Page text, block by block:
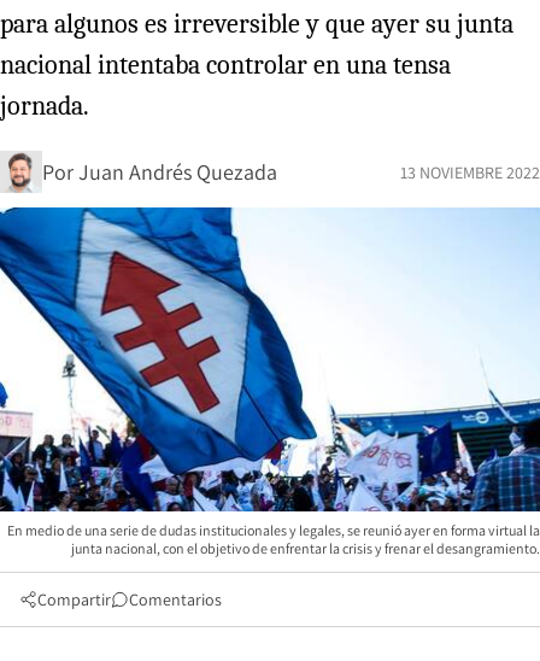
para algunos es irreversible y que ayer su junta
nacional intentaba controlar en una tensa
jornada.
PorJuan Andrés Quezada 13 NOVIEMBRE 2022
En medio de una serie de dudas institucionales y legales, se reunió ayer en forma virtual la
junta nacional, con el objetivo de enfrentar la crisis y frenar el desangramiento.
Compartir Comentarios